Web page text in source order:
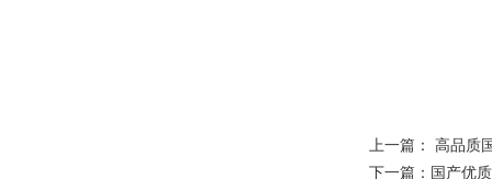
上一篇： 高品质
下一篇： 国产优